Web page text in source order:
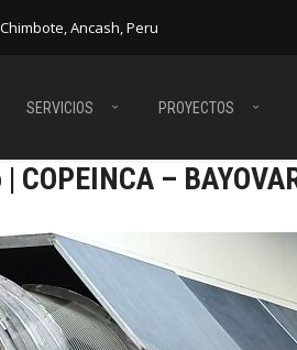
Ancash, Peru
SERVICIOS PROYECTOS
–